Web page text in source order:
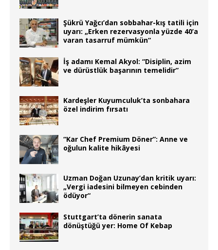
Şükrü Yağcı’dan sobbahar-kış tatili için
uyarı: „Erken rezervasyonla yüzde 40’a
varan tasarruf mümkün“
İş adamı Kemal Akyol: “Disiplin, azim
ve dürüstlük başarının temelidir”
Kardeşler Kuyumculuk’ta sonbahara
özel indirim fırsatı
“Kar Chef Premium Döner”: Anne ve
oğulun kalite hikâyesi
Uzman Doğan Uzunay’dan kritik uyarı:
„Vergi iadesini bilmeyen cebinden
ödüyor“
Stuttgart’ta dönerin sanata
dönüştüğü yer: Home Of Kebap